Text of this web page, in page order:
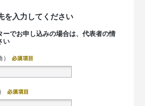
を入力してください
ーでお申し込みの場合は、代表者の情
い